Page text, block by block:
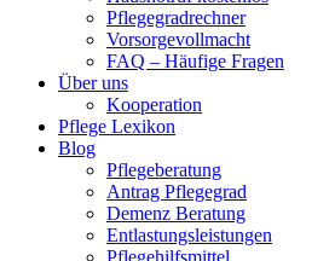
Pflegegradrechner
Vorsorgevollmacht
FAQ – Häufige Fragen
Über uns
Kooperation
Pflege Lexikon
Blog
Pflegeberatung
Antrag Pflegegrad
Demenz Beratung
Entlastungsleistungen
Pflegehilfsmittel